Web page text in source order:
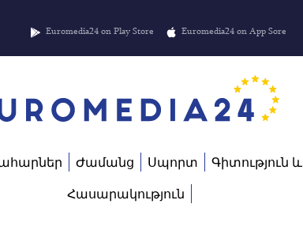
Euromedia24 on Play Store Euromedia24 on App Sore
Ժամանց Սպորտ Գիտություն
Հասարակություն